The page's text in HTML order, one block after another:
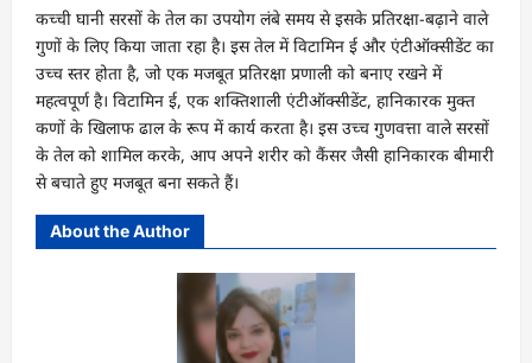
कच्ची घानी सरसों के तेल का उपयोग लंबे समय से इसके प्रतिरक्षा-बढ़ाने वाले
गुणों के लिए किया जाता रहा है। इस तेल में विटामिन ई और एंटीऑक्सीडेंट का
उच्च स्तर होता है, जो एक मजबूत प्रतिरक्षा प्रणाली को बनाए रखने में
महत्वपूर्ण है। विटामिन ई, एक शक्तिशाली एंटीऑक्सीडेंट, हानिकारक मुक्त
कणों के खिलाफ ढाल के रूप में कार्य करता है। इस उच्च गुणवत्ता वाले सरसों
के तेल को शामिल करके, आप अपने शरीर को कैंसर जैसी हानिकारक बीमारी
से बचाते हुए मजबूत बना सकते हैं।
About the Author